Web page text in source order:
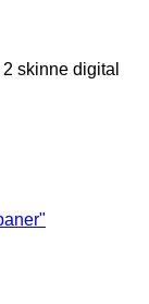
skinne digital